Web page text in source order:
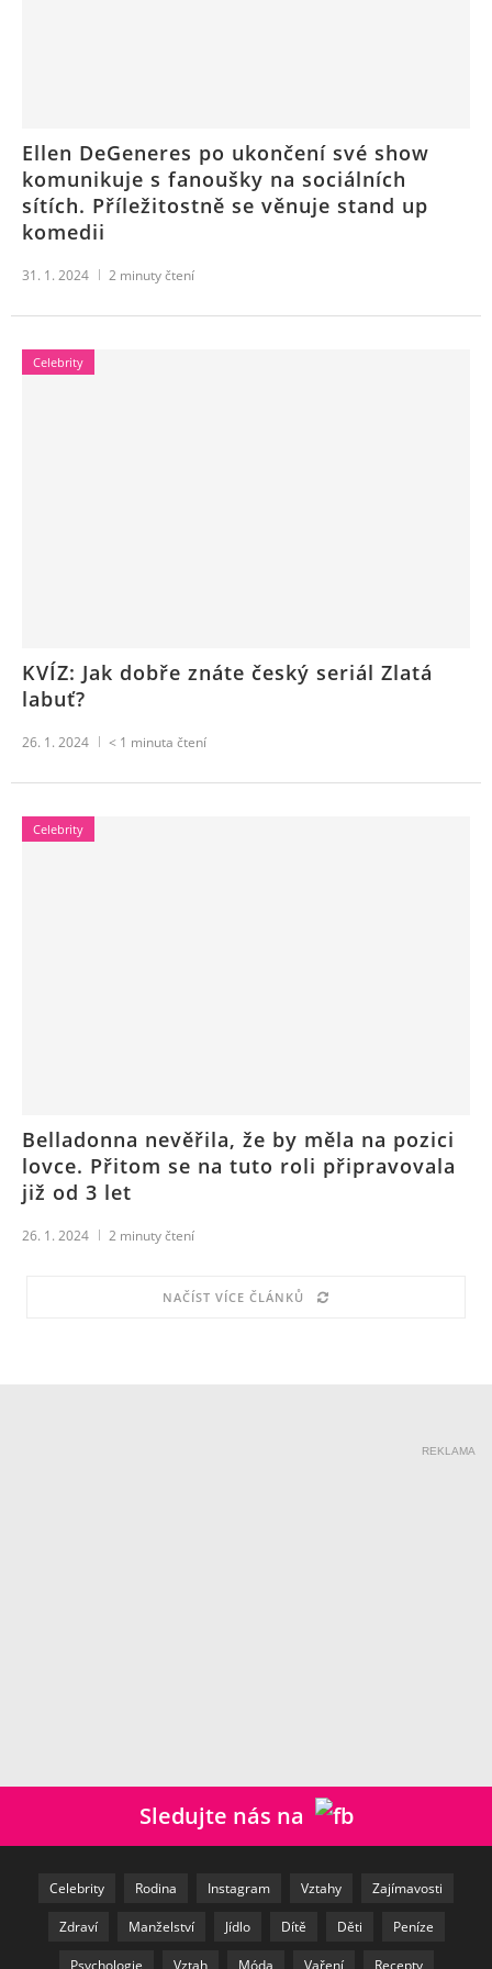
Ellen DeGeneres po ukončení své show
komunikuje s fanoušky na sociálních
sítích. Příležitostně se věnuje stand up
komedii
31. 1. 2024 2 minuty čtení
Celebrity
KVÍZ: Jak dobře znáte český seriál Zlatá
labuť?
26. 1. 2024 < 1 minuta čtení
Celebrity
Belladonna nevěřila, že by měla na pozici
lovce. Přitom se na tuto roli připravovala
již od 3 let
26. 1. 2024 2 minuty čtení
NAČÍST VÍCE ČLÁNKŮ
REKLAMA
Sledujte nás na
Celebrity Rodina Instagram Vztahy Zajímavosti
Zdraví Manželství Jídlo Dítě Děti Peníze
Psychologie Vztah Móda Vaření Recepty